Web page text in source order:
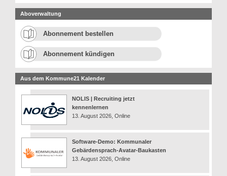
Aboverwaltung
Abonnement bestellen
Abonnement kündigen
Aus dem Kommune21 Kalender
NOLIS | Recruiting jetzt
kennenlernen
13. August 2026, Online
Software-Demo: Kommunaler
Gebärdensprach-Avatar-Baukasten
13. August 2026, Online